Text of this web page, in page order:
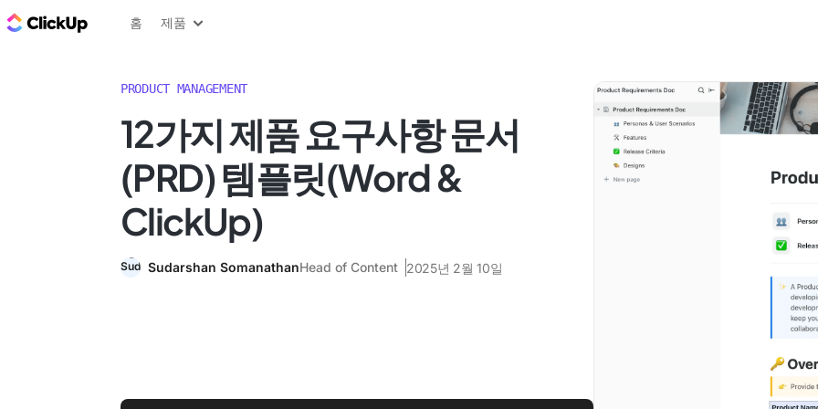
ClickUp 블로그
홈 제품
PRODUCT MANAGEMENT
12가지 제품 요구사항 문서
(PRD) 템플릿(Word &
ClickUp)
Sudarshan SomanathanHead of Content 2025년 2월 10일